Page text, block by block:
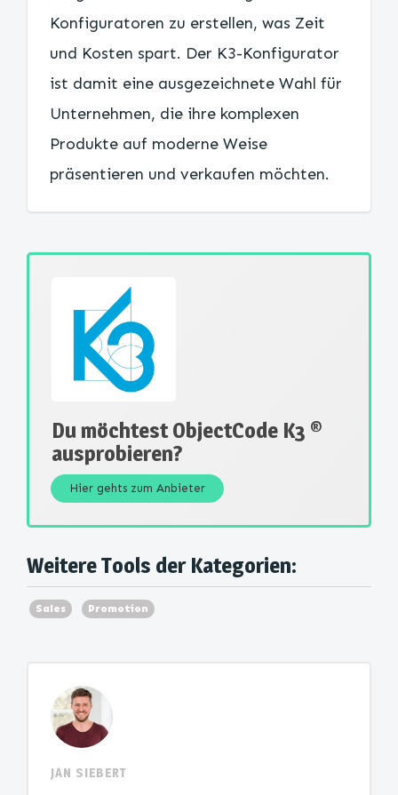
Konfiguratoren zu erstellen, was Zeit
und Kosten spart. Der K3-Konfigurator
ist damit eine ausgezeichnete Wahl für
Unternehmen, die ihre komplexen
Produkte auf moderne Weise
präsentieren und verkaufen möchten.
Du möchtest ObjectCode K3 ®
ausprobieren?
Hier gehts zum Anbieter
Weitere Tools der Kategorien:
Sales Promotion
JAN SIEBERT